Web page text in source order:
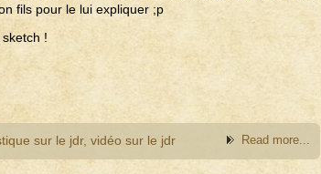
fils pour le lui expliquer ;p
!
sur le jdr, vidéo sur le jdr Read more...